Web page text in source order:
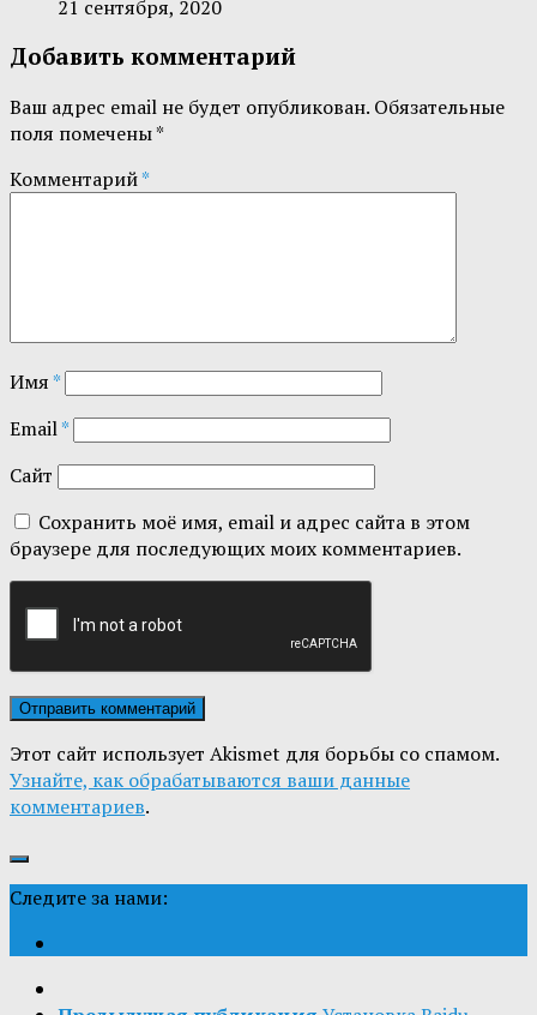
21 сентября, 2020
Добавить комментарий
Ваш адрес email не будет опубликован. Обязательные
поля помечены*
Комментарий*
Имя*
Email*
Сайт
Сохранить моё имя, email и адрес сайта в этом
браузере для последующих моих комментариев.
Этот сайт использует Akismet для борьбы со спамом.
Узнайте, как обрабатываются ваши данные
комментариев.
Следите за нами: